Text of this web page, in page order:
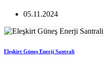
05.11.2024
Eleşkirt Güneş Enerji Santrali